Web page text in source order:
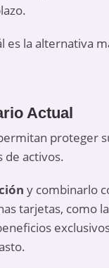
la alternativa
Actual
proteger
de activos.
y combinarlo
tarjetas, como la